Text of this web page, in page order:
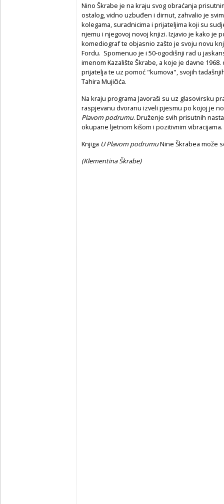
Nino Škrabe je na kraju svog obraćanja
ostalog, vidno uzbuđen i dirnut, zahvalio je
kolegama, suradnicima i prijateljima koji su
njemu i njegovoj novoj knjizi. Izjavio je kako je
komediograf te objasnio zašto je svoju novu
Fordu. Spomenuo je i 50-ogodišnji rad u
imenom Kazalište Škrabe, a koje je davne
prijatelja te uz pomoć "kumova", svojih
Tahira Mujičića.
Na kraju programa Javoraši su uz glasovirsku
raspjevanu dvoranu izveli pjesmu po kojoj je
Plavom podrumu. Druženje svih prisutnih
okupane ljetnom kišom i pozitivnim vibracijama.
Knjiga U Plavom podrumuNine Škrabea može
(Klementina Škrabe)